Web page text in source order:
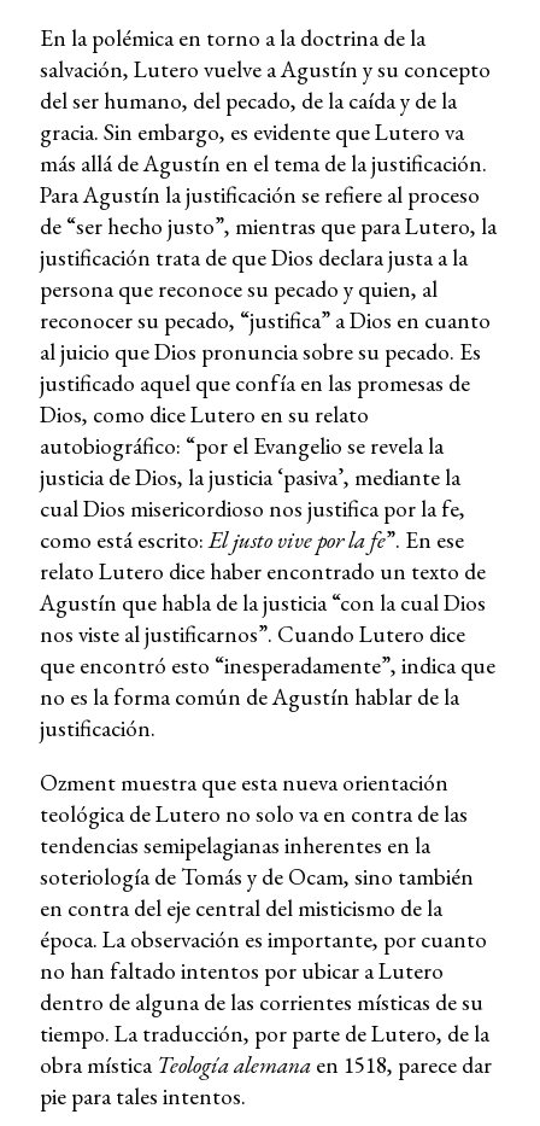
En la polémica en torno a la doctrina de la
salvación, Lutero vuelve a Agustín y su concepto
del ser humano, del pecado, de la caída y de la
gracia. Sin embargo, es evidente que Lutero va
más allá de Agustín en el tema de la justificación.
Para Agustín la justificación se refiere al proceso
de “ser hecho justo”, mientras que para Lutero, la
justificación trata de que Dios declara justa a la
persona que reconoce su pecado y quien, al
reconocer su pecado, “justifica” a Dios en cuanto
al juicio que Dios pronuncia sobre su pecado. Es
justificado aquel que confía en las promesas de
Dios, como dice Lutero en su relato
autobiográfico: “por el Evangelio se revela la
justicia de Dios, la justicia ‘pasiva’, mediante la
cual Dios misericordioso nos justifica por la fe,
como está escrito:El justo vive por la fe”. En ese
relato Lutero dice haber encontrado un texto de
Agustín que habla de la justicia “con la cual Dios
nos viste al justificarnos”. Cuando Lutero dice
que encontró esto “inesperadamente”, indica que
no es la forma común de Agustín hablar de la
justificación.
Ozment muestra que esta nueva orientación
teológica de Lutero no solo va en contra de las
tendencias semipelagianas inherentes en la
soteriología de Tomás y de Ocam, sino también
en contra del eje central del misticismo de la
época. La observación es importante, por cuanto
no han faltado intentos por ubicar a Lutero
dentro de alguna de las corrientes místicas de su
tiempo. La traducción, por parte de Lutero, de la
obra mística Teología alemanaen 1518, parece dar
pie para tales intentos.